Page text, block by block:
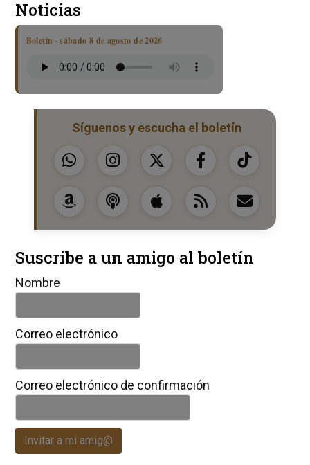
Noticias
Boletín · sábado 8 de agosto de 2026
Síguenos y escucha el boletín
Suscribe a un amigo al boletín
Nombre
Correo electrónico
Correo electrónico de confirmación
Invitar a mi amig@